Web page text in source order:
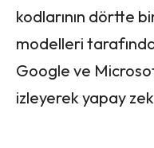
kodlarının dörtte
modelleri
Google ve
izleyerek yapay